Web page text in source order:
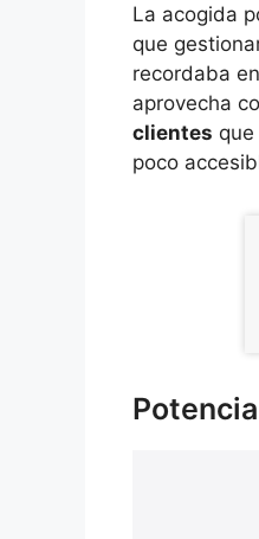
La acogida
que
recordaba
aprovecha
clientes
poco